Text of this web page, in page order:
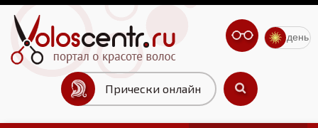
Прически онлайн
день